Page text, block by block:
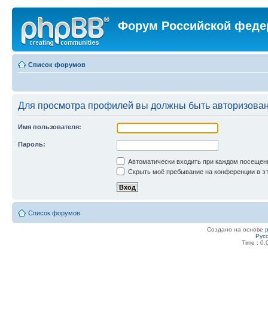
Форум Российской
Список форумов
Для просмотра профилей вы должны быть
Имя пользователя:
Пароль:
Автоматически входить при каждом
Скрыть моё пребывание на конференции в
Список форумов
Создано на основе
Time :